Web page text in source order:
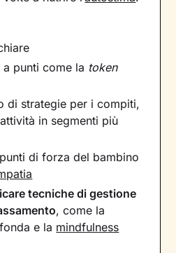
punti come la token
di strategie per i compiti,
in segmenti più
di forza del bambino
tecniche di gestione
, come la
e la mindfulness